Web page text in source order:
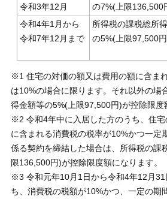
令和3年12月
の7%(上限
令和4年1月から
令和7年12月まで
所得税の課税総所
の5%(上限97,500
※1 住宅の対価の額又は費用の額に含ま
は10%の場合に限ります。それ以外の場
得金額等の5%(上限97,500円)が控除限度
※2 令和4年中に入居した方のうち、住
に含まれる消費税の税率が10%かつ一定
係る契約を締結した場合は、所得税の課
限136,500円)が控除限度額になります。
※3 令和元年10月1日から令和4年12月31
ち、消費税の税額が10%かつ、一定の期